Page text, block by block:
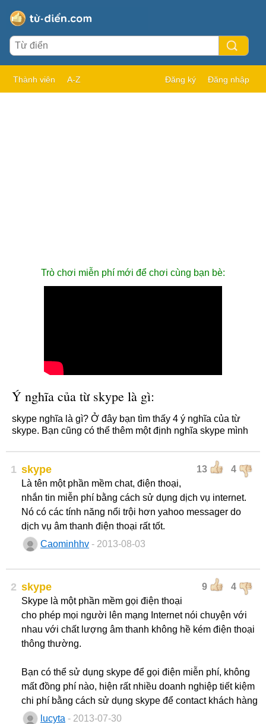
Thành viên A-Z Đăng ký Đăng nhập
Trò chơi miễn phí mới để chơi cùng bạn bè:
Ý nghĩa của từ skype là gì:
skype nghĩa là gì? Ở đây bạn tìm thấy 4 ý nghĩa của từ
skype. Bạn cũng có thể thêm một định nghĩa skype mình
1 13 4
skype
Là tên một phần mềm chat, điện thoại,
nhắn tin miễn phí bằng cách sử dụng dịch vụ internet.
Nó có các tính năng nổi trội hơn yahoo messager do
dịch vụ âm thanh điện thoại rất tốt.
Caominhhv - 2013-08-03
2 9 4
skype
Skype là một phần mềm gọi điện thoại
cho phép mọi người lên mạng Internet nói chuyện với
nhau với chất lượng âm thanh không hề kém điện thoại
thông thường.
Bạn có thể sử dụng skype để gọi điện miễn phí, không
mất đồng phí nào, hiện rất nhiều doanh nghiệp tiết kiệm
chi phí bằng cách sử dụng skype để contact khách hàng
lucyta - 2013-07-30